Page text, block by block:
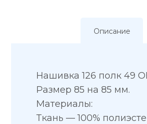
Описание
Нашивка 126 полк 49
Размер 85 на 85 мм.
Материалы:
Ткань — 100%